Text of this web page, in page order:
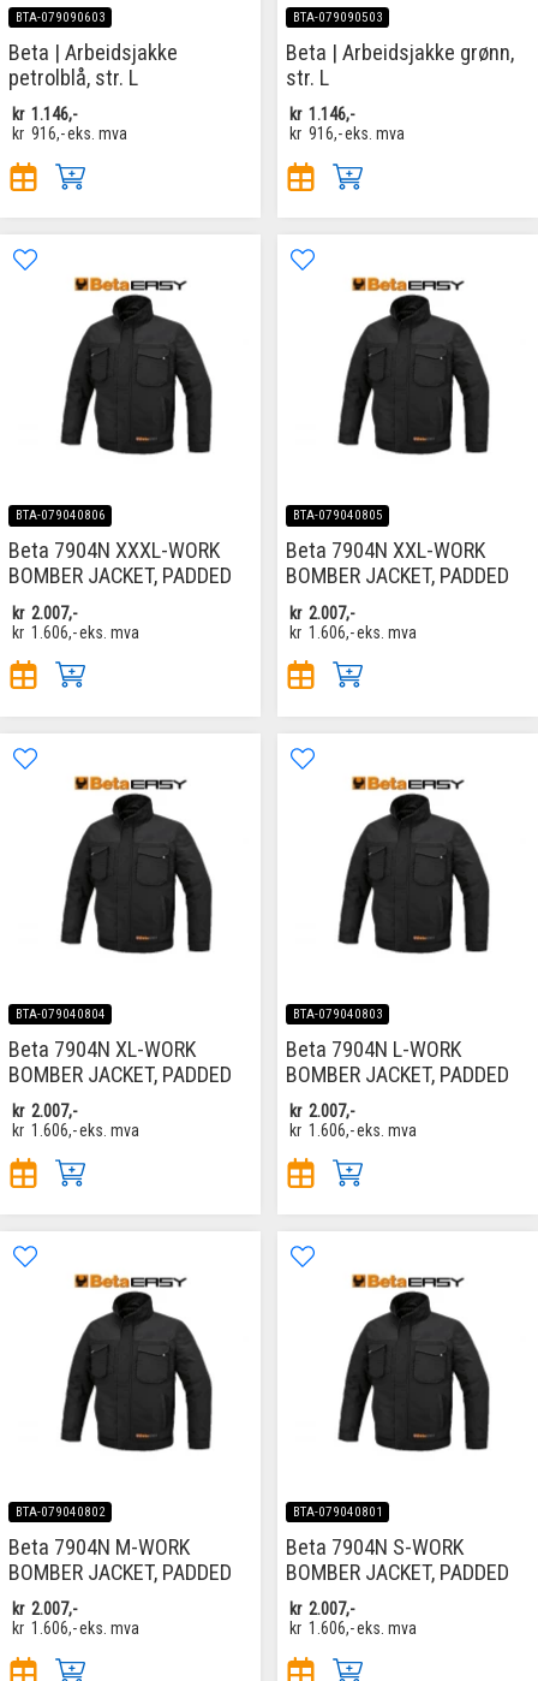
BTA-079090603
Beta | Arbeidsjakke
petrolblå, str. L
kr 1.146,-
kr 916,-eks. mva
BTA-079090503
Beta | Arbeidsjakke grønn,
str. L
kr 1.146,-
kr 916,-eks. mva
BTA-079040806
Beta 7904N XXXL-WORK
BOMBER JACKET, PADDED
kr 2.007,-
kr 1.606,-eks. mva
BTA-079040805
Beta 7904N XXL-WORK
BOMBER JACKET, PADDED
kr 2.007,-
kr 1.606,-eks. mva
BTA-079040804
Beta 7904N XL-WORK
BOMBER JACKET, PADDED
kr 2.007,-
kr 1.606,-eks. mva
BTA-079040803
Beta 7904N L-WORK
BOMBER JACKET, PADDED
kr 2.007,-
kr 1.606,-eks. mva
BTA-079040802
Beta 7904N M-WORK
BOMBER JACKET, PADDED
kr 2.007,-
kr 1.606,-eks. mva
BTA-079040801
Beta 7904N S-WORK
BOMBER JACKET, PADDED
kr 2.007,-
kr 1.606,-eks. mva